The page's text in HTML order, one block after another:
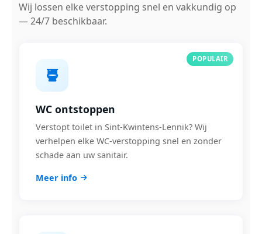
Wij lossen elke verstopping snel en vakkundig op
— 24/7 beschikbaar.
POPULAIR
WC ontstoppen
Verstopt toilet in Sint-Kwintens-Lennik? Wij
verhelpen elke WC-verstopping snel en zonder
schade aan uw sanitair.
Meer info